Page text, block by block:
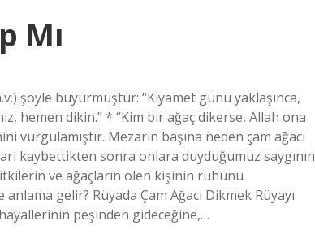
Mı
şöyle buyurmuştur: “Kıyamet günü yaklaşınca,
hemen dikin.” * “Kim bir ağaç dikerse, Allah ona
vurgulamıştır. Mezarın başına neden çam ağacı
kaybettikten sonra onlara duyduğumuz saygının
ve ağaçların ölen kişinin ruhunu
gelir? Rüyada Çam Ağacı Dikmek Rüyayı
peşinden gideceğine,…